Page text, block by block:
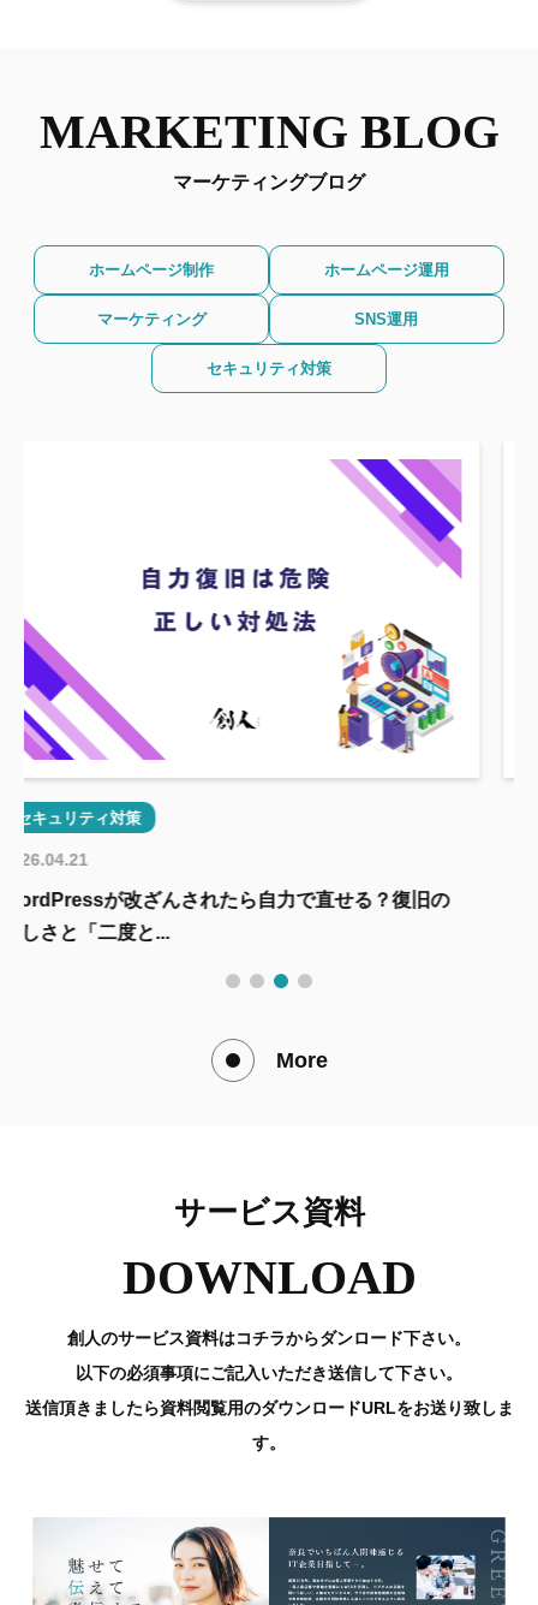
MARKETING BLOG
マーケティングブログ
ホームページ制作 ホームページ運用
マーケティング SNS運用
セキュリティ対策
れたら自力で直せる？復旧の
なぜ、うちのホームペ
More
サービス資料
DOWNLOAD
創人のサービス資料はコチラからダンロード下さい。
以下の必須事項にご記入いただき送信して下さい。
送信頂きましたら資料閲覧用のダウンロードURLをお送り致しま
す。